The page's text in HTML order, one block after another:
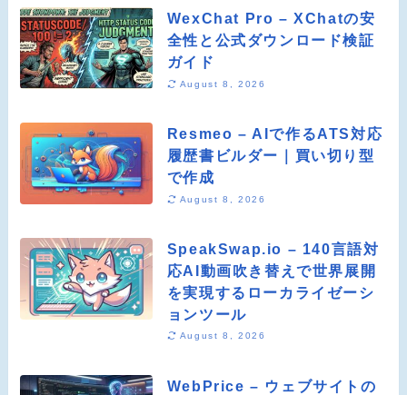
WexChat Pro – XChatの安
全性と公式ダウンロード検証
ガイド
August 8, 2026
Resmeo – AIで作るATS対応
履歴書ビルダー｜買い切り型
で作成
August 8, 2026
SpeakSwap.io – 140言語対
応AI動画吹き替えで世界展開
を実現するローカライゼーシ
ョンツール
August 8, 2026
WebPrice – ウェブサイトの